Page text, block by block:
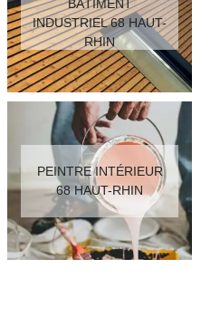
BÂTIMENT
INDUSTRIEL 68 HAUT-
RHIN
PEINTRE INTÉRIEUR
68 HAUT-RHIN